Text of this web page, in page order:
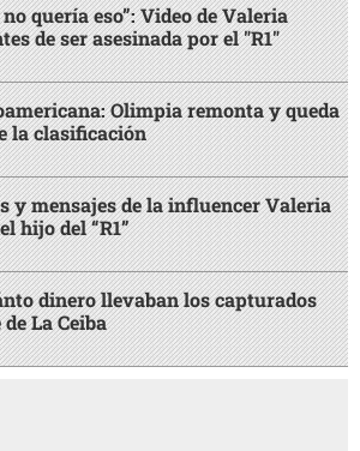
quería eso”: Video de Valeria
de ser asesinada por el "R1"
Olimpia remonta y queda
la clasificación
y mensajes de la influencer Valeria
hijo del “R1”
dinero llevaban los capturados
La Ceiba